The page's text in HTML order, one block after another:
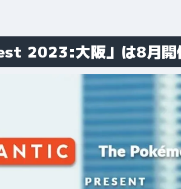
2023:大阪」は8月開